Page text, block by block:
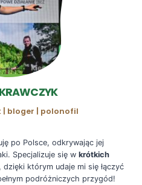
bloger | polonofil
po Polsce, odkrywając jej
Specjalizuje się w krótkich
dzięki którym udaje mi się łączyć
podróżniczych przygód!